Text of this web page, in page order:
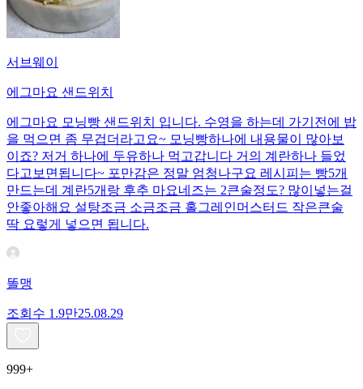
서브웨이
에그마요 샌드위치
에그마요 모닝빵 샌드위치 입니다. 수영을 하는데 가기전에 밥
을 먹으면 좀 무겁더라고요~ 모닝빵하나에 내용물이 많아보
이죠? 저거 하나에 두유하나 먹고갑니다 거의 계란하나 들었
다고보면됩니다~ 포만감은 정말 엄청나구요 레시피는 빵5개
만드는데 계란5개랑 후추 마요네즈는 2큰술정도? 많이넣는걸
안좋아해요 설탕조금 소금조금 홀그레인머스터드 작은큰술
딱 요렇게 넣으면 됩니다.
똘맹
조회수 1.9만25.08.29
999+